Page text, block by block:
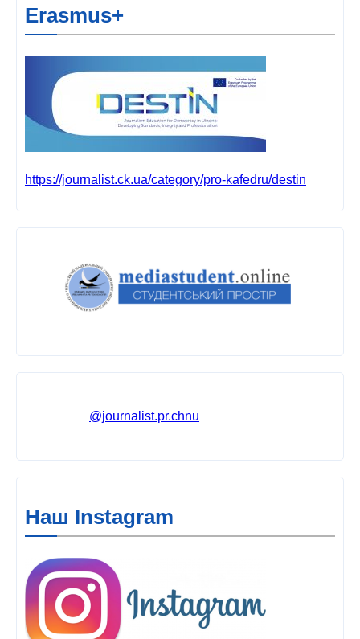
Erasmus+
https://journalist.ck.ua/category/pro-kafedru/destin
@journalist.pr.chnu
Наш Instagram